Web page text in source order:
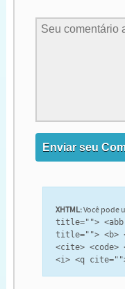
XHTML:Você pode
title="">
title=""> <b>
<cite> <code>
<i> <q